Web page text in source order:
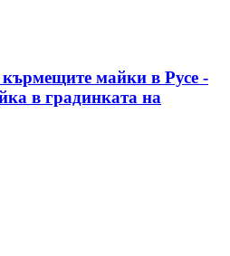
майки в Русе -
в градинката на